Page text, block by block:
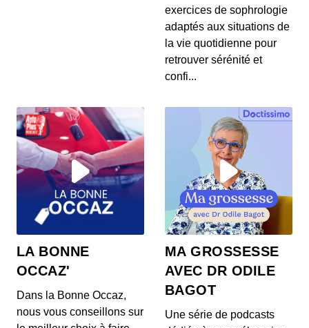
exercices de sophrologie
adaptés aux situations de
la vie quotidienne pour
retrouver sérénité et
confi...
LA BONNE
OCCAZ'
Dans la Bonne Occaz,
nous vous conseillons sur
MA GROSSESSE
AVEC DR ODILE
BAGOT
Une série de podcasts